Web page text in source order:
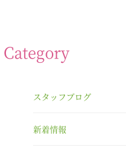
Category
スタッフブログ
新着情報